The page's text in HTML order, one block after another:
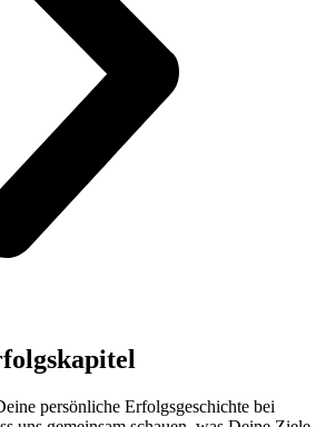
persönliche Erfolgsgeschichte bei